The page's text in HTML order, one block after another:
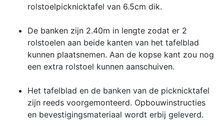
rolstoelpicknicktafel van 6.5cm dik.
De banken zijn 2.40m in lengte zodat er 2
rolstoelen aan beide kanten van het tafelblad
kunnen plaatsnemen. Aan de kopse kant zou nog
een extra rolstoel kunnen aanschuiven.
Het tafelblad en de banken van de picknicktafel
zijn reeds voorgemonteerd. Opbouwinstructies
en bevestigingsmateriaal wordt erbij geleverd.